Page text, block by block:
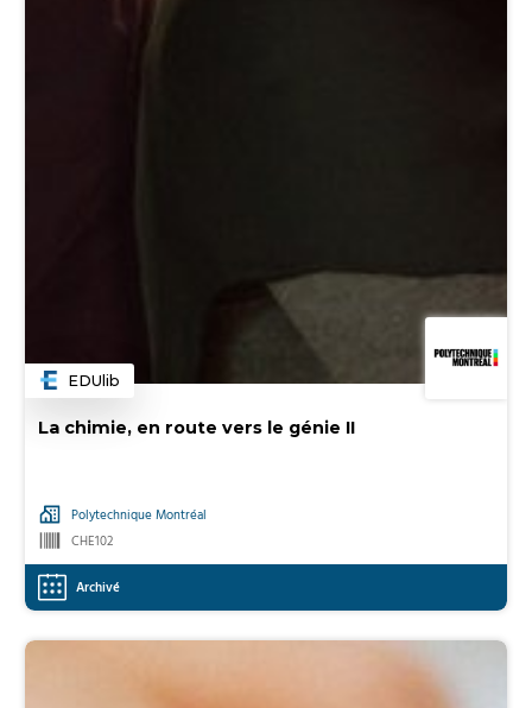
La chimie, en route vers le génie II
Polytechnique Montréal
CHE102
Catégorie
EDUlib
Archivé